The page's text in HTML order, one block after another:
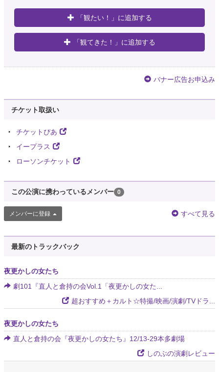
「観たい！」に追加する
「観てきた！」に追加する
バナー広告お申込み
チケット取扱い
チケットぴあ
イープラス
ローソンチケット
この公演に携わっているメンバー 0
メンバーに登録 すべて見る
最新のトラックバック
夜更かしの女たち
劇101『直人と倉持の会Vol.1「夜更かしの女た...
超おすすめ＋カルト☆特撮/映画/演劇/TVドラ...
夜更かしの女たち
直人と倉持の会『夜更かしの女たち』12/13-29本多劇場
しのぶの演劇レビュー